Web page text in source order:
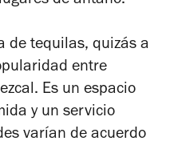
de tequilas, quizás a
entre
Es un espacio
y un servicio
varían de acuerdo